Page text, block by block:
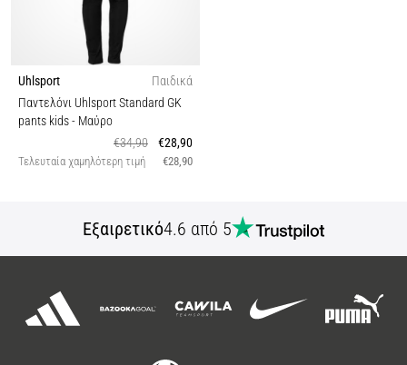
Uhlsport
Παιδικά
Παντελόνι Uhlsport Standard GK
pants kids- Μαύρο
€34,90
€28,90
Τελευταία χαμηλότερη τιμή €28,90
Εξαιρετικό4.6 από 5